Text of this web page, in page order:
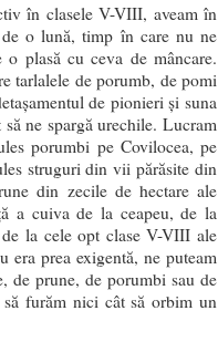
în clasele V-VIII, aveam în
o lună, timp în care nu ne
plasă cu ceva de mâncare.
tarlalele de porumb, de pomi
de pionieri și suna
ne spargă urechile. Lucram
porumbi pe Covilocea, pe
struguri din vii părăsite din
din zecile de hectare ale
a cuiva de la ceapeu, de la
la cele opt clase V-VIII ale
era prea exigentă, ne puteam
de prune, de porumbi sau de
furăm nici cât să orbim un